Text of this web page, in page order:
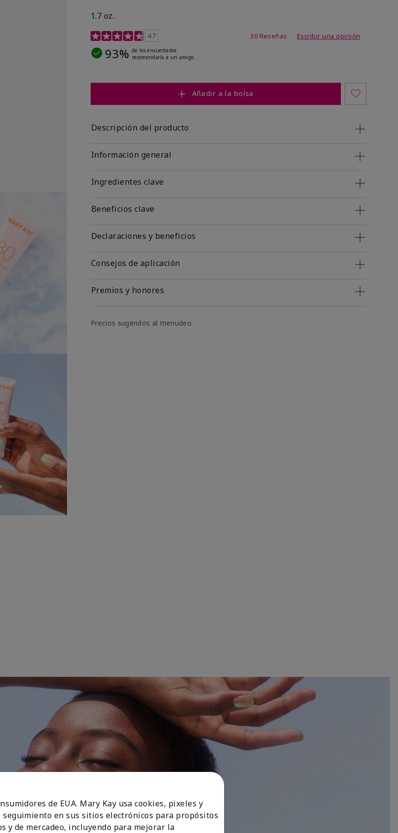
1.7 oz.
Calificación de clientes de 5 de 5
4.7 30 Reseñas Escribir una opinión
93% de los encuestados
recomendaría a un amigo.
Añadir a la bolsa
Descripción del producto
Información general
Ingredientes clave
Beneficios clave
Declaraciones y beneficios
Consejos de aplicación
Premios y honores
Precios sugeridos al menudeo.
de EUA. Mary Kay usa cookies, pixeles y
seguimiento en sus sitios electrónicos para propósitos
y de mercadeo, incluyendo para mejorar la